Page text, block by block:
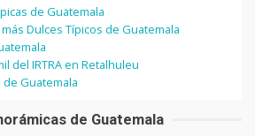
de Guatemala
Dulces Típicos de Guatemala
del IRTRA en Retalhuleu
Guatemala
de Guatemala